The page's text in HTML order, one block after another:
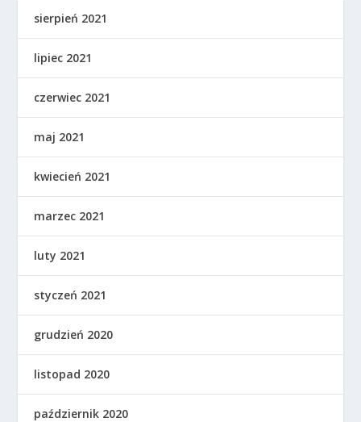
sierpień 2021
lipiec 2021
czerwiec 2021
maj 2021
kwiecień 2021
marzec 2021
luty 2021
styczeń 2021
grudzień 2020
listopad 2020
październik 2020